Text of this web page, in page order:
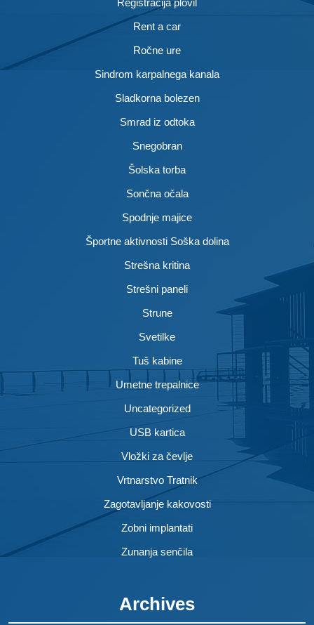
Registracija plovil
Rent a car
Ročne ure
Sindrom karpalnega kanala
Sladkorna bolezen
Smrad iz odtoka
Snegobran
Šolska torba
Sončna očala
Spodnje majice
Športne aktivnosti Soška dolina
Strešna kritina
Strešni paneli
Strune
Svetilke
Tuš kabine
Umetne trepalnice
Uncategorized
USB kartica
Vložki za čevlje
Vrtnarstvo Tratnik
Zagotavljanje kakovosti
Zobni implantati
Zunanja senčila
Archives